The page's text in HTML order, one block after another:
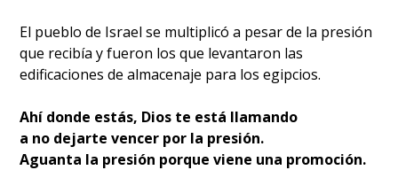
El pueblo de Israel se multiplicó a pesar de la presión
que recibía y fueron los que levantaron las
edificaciones de almacenaje para los egipcios.
Ahí donde estás, Dios te está llamando
a no dejarte vencer por la presión.
Aguanta la presión porque viene una promoción.